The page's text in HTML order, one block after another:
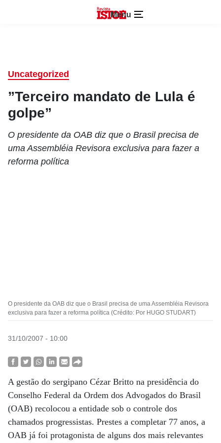
Menu
Uncategorized
”Terceiro mandato de Lula é
golpe”
O presidente da OAB diz que o Brasil precisa de
uma Assembléia Revisora exclusiva para fazer a
reforma política
O presidente da OAB diz que o Brasil precisa de uma Assembléia Revisora
exclusiva para fazer a reforma política (Crédito: Por HUGO STUDART)
31/10/2007 - 10:00
A gestão do sergipano Cézar Britto na presidência do
Conselho Federal da Ordem dos Advogados do Brasil
(OAB) recolocou a entidade sob o controle dos
chamados progressistas. Prestes a completar 77 anos, a
OAB já foi protagonista de alguns dos mais relevantes